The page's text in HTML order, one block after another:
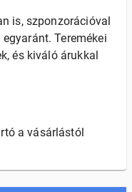
is, szponzorációval
Teremékei
és kiváló árukkal
a vásárlástól